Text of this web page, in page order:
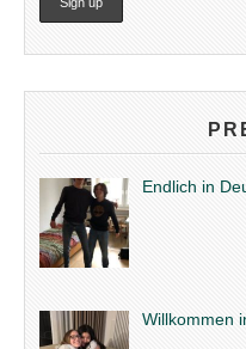
Endlich in
Willkommen